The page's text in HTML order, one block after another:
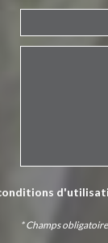
* Champs